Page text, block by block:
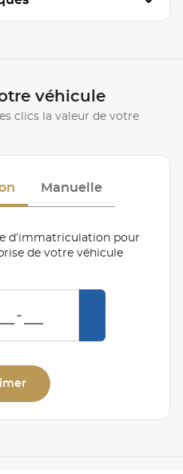
véhicule
clics la valeur de votre
Manuelle
d’immatriculation pour
de votre véhicule